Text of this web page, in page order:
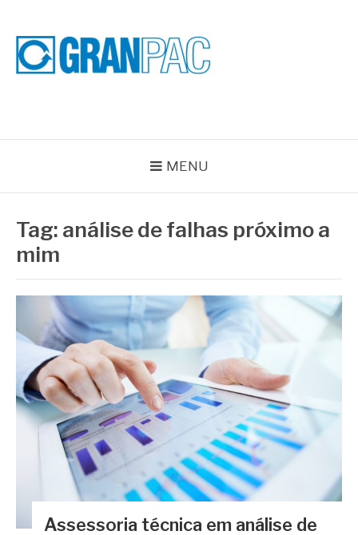
conteúdo
MENU
Tag: análise de falhas próximo a
mim
Assessoria técnica em análise de